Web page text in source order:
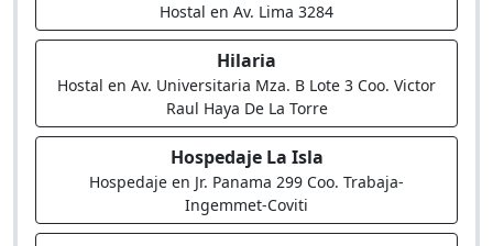
Hostal en Av. Lima 3284
Hilaria
Hostal en Av. Universitaria Mza. B Lote 3 Coo. Victor
Raul Haya De La Torre
Hospedaje La Isla
Hospedaje en Jr. Panama 299 Coo. Trabaja-
Ingemmet-Coviti